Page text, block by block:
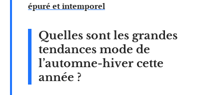
épuré et intemporel
Quelles sont les grandes
tendances mode de
l’automne-hiver cette
année ?